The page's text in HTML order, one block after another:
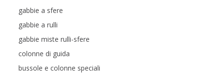
gabbie a sfere
gabbie a rulli
gabbie miste rulli-sfere
colonne di guida
bussole e colonne speciali